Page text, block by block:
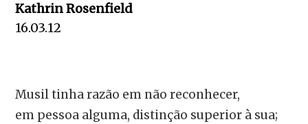
Kathrin Rosenfield
16.03.12
Musil tinha razão em não reconhecer,
em pessoa alguma, distinção superior à sua;